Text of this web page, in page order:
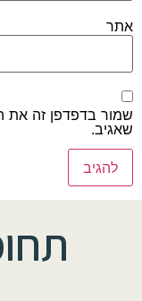
אתר
שמור בדפדפן זה את
שאגיב.